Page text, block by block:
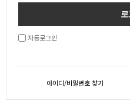
자동로그인
아이디/비밀번호 찾기